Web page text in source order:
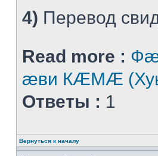
4) Перевод
Read more :
æви КÆМÆ
Ответы : 1
Вернуться к началу